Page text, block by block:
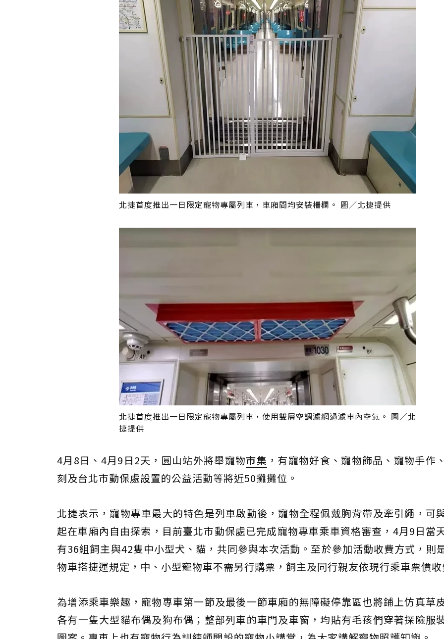
北捷首度推出一日限定寵物專屬列車，車廂間均安裝柵欄。 圖／北捷提供
北捷首度推出一日限定寵物專屬列車，使用雙層空調濾網過濾車內空氣。 圖／北
捷提供
4月8日、4月9日2天，圓山站外將舉寵物市集 ，有寵物好食、寵物飾品、寵物手作
刻及台北市動保處設置的公益活動等將近50攤攤位。
北捷表示，寵物專車最大的特色是列車啟動後，寵物全程佩戴胸背帶及牽引繩，可
起在車廂內自由探索，目前臺北市動保處已完成寵物專車乘車資格審查，4月9日當
有36組飼主與42隻中小型犬、貓，共同參與本次活動。至於參加活動收費方式，則
物車搭捷運規定，中、小型寵物車不需另行購票，飼主及同行親友依現行乘車票價
為增添乘車樂趣，寵物專車第一節及最後一節車廂的無障礙停靠區也將鋪上仿真草
各有一隻大型貓布偶及狗布偶；整部列車的車門及車窗，均貼有毛孩們穿著探險服